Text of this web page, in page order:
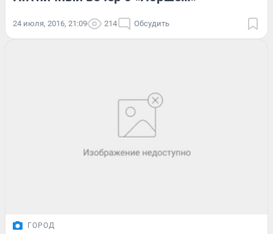
24 июля, 2016, 21:09 214 Обсудить
ГОРОД